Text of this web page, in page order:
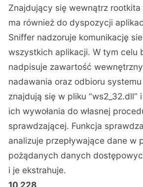
Znajdujący się wewnątrz rootkita
ma również do dyspozycji
Sniffer nadzoruje komunikację
wszystkich aplikacji. W tym celu
nadpisuje zawartość
nadawania oraz odbioru
znajdują się w pliku “ws2_32.dll”
ich wywołania do własnej
sprawdzającej. Funkcja
analizuje przepływające dane w
pożądanych danych
i je ekstrahuje.
10,228